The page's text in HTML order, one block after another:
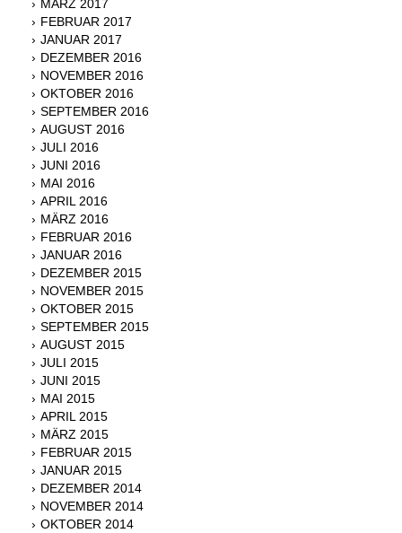
MÄRZ 2017
FEBRUAR 2017
JANUAR 2017
DEZEMBER 2016
NOVEMBER 2016
OKTOBER 2016
SEPTEMBER 2016
AUGUST 2016
JULI 2016
JUNI 2016
MAI 2016
APRIL 2016
MÄRZ 2016
FEBRUAR 2016
JANUAR 2016
DEZEMBER 2015
NOVEMBER 2015
OKTOBER 2015
SEPTEMBER 2015
AUGUST 2015
JULI 2015
JUNI 2015
MAI 2015
APRIL 2015
MÄRZ 2015
FEBRUAR 2015
JANUAR 2015
DEZEMBER 2014
NOVEMBER 2014
OKTOBER 2014